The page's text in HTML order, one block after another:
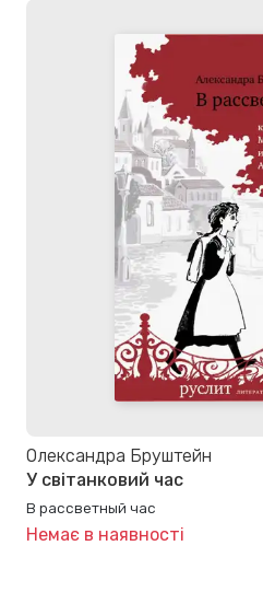
Олександра Бруштейн
У світанковий час
В рассветный час
Немає в наявності